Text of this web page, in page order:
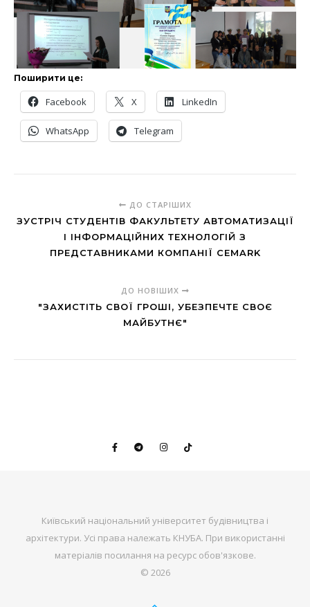
Поширити це:
Facebook X LinkedIn
WhatsApp Telegram
ДО СТАРІШИХ
ЗУСТРІЧ СТУДЕНТІВ ФАКУЛЬТЕТУ АВТОМАТИЗАЦІЇ
І ІНФОРМАЦІЙНИХ ТЕХНОЛОГІЙ З
ПРЕДСТАВНИКАМИ КОМПАНІЇ CEMARK
ДО НОВІШИХ
"ЗАХИСТІТЬ СВОЇ ГРОШІ, УБЕЗПЕЧТЕ СВОЄ
МАЙБУТНЄ"
Київський національний університет будівництва і
архітектури. Усі права належать КНУБА. При використанні
матеріалів посилання на ресурс обов'язкове.
© 2026